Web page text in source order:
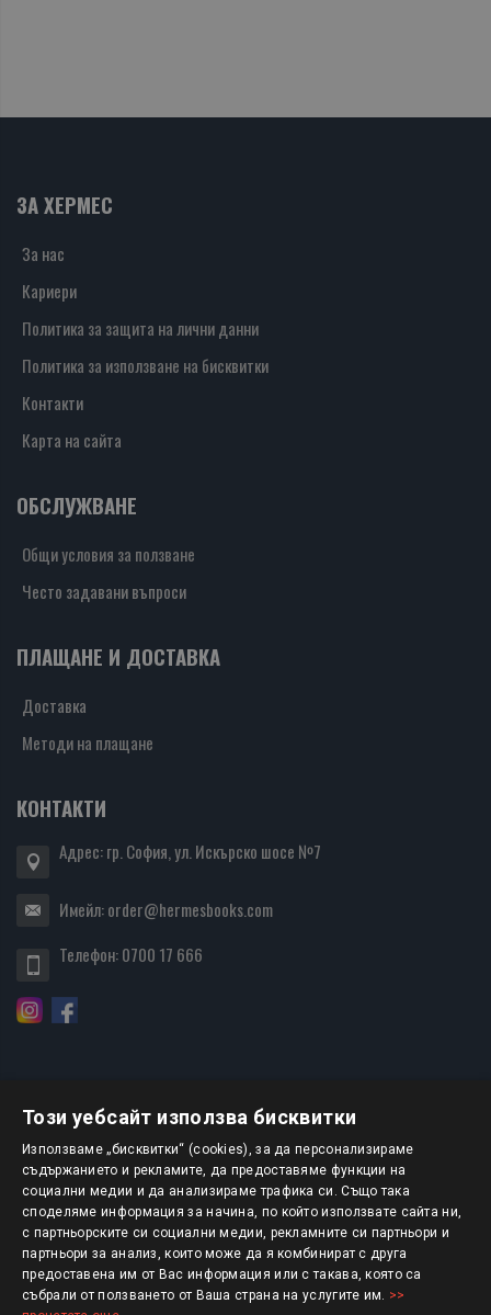
ЗА ХЕРМЕС
За нас
Кариери
Политика за защита на лични данни
Политика за използване на бисквитки
Контакти
Карта на сайта
ОБСЛУЖВАНЕ
Общи условия за ползване
Често задавани въпроси
ПЛАЩАНЕ И ДОСТАВКА
Доставка
Методи на плащане
КОНТАКТИ
Адрес: гр. София, ул. Искърско шосе №7
Имейл:order@hermesbooks.com
Телефон:0700 17 666
БЮЛЕТИН
АБОНИРАНЕ
Авторско право © 2025 HERMESBOOKS.BG
Този уебсайт използва бисквитки
Използваме „бисквитки“ (cookies), за да персонализираме
съдържанието и рекламите, да предоставяме функции на
социални медии и да анализираме трафика си. Също така
споделяме информация за начина, по който използвате сайта ни,
с партньорските си социални медии, рекламните си партньори и
партньори за анализ, които може да я комбинират с друга
предоставена им от Вас информация или с такава, която са
събрали от ползването от Ваша страна на услугите им. >>